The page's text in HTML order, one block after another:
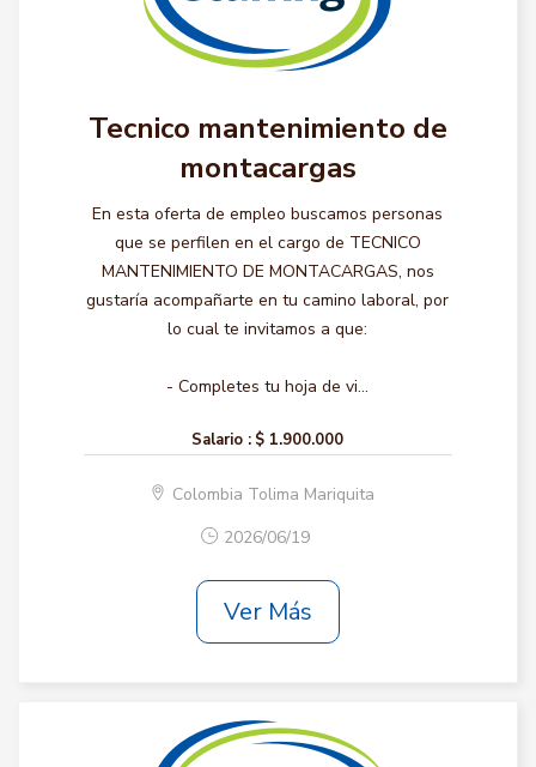
Tecnico mantenimiento de
montacargas
En esta oferta de empleo buscamos personas
que se perfilen en el cargo de TECNICO
MANTENIMIENTO DE MONTACARGAS, nos
gustaría acompañarte en tu camino laboral, por
lo cual te invitamos a que:
- Completes tu hoja de vi...
Salario : $ 1.900.000
Colombia Tolima Mariquita
2026/06/19
Ver Más